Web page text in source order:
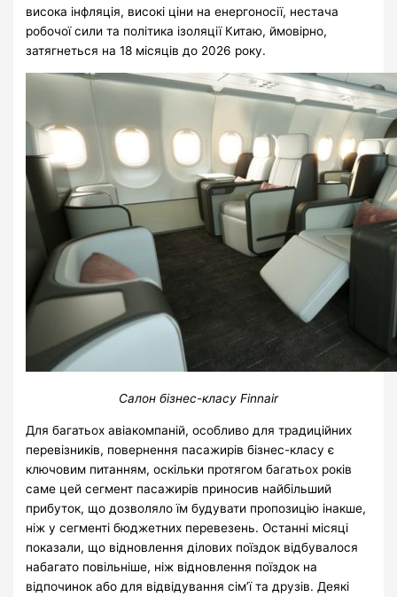
висока інфляція, високі ціни на енергоносії, нестача
робочої сили та політика ізоляції Китаю, ймовірно,
затягнеться на 18 місяців до 2026 року.
Салон бізнес-класу Finnair
Для багатьох авіакомпаній, особливо для традиційних
перевізників, повернення пасажирів бізнес-класу є
ключовим питанням, оскільки протягом багатьох років
саме цей сегмент пасажирів приносив найбільший
прибуток, що дозволяло їм будувати пропозицію інакше,
ніж у сегменті бюджетних перевезень. Останні місяці
показали, що відновлення ділових поїздок відбувалося
набагато повільніше, ніж відновлення поїздок на
відпочинок або для відвідування сім’ї та друзів. Деякі